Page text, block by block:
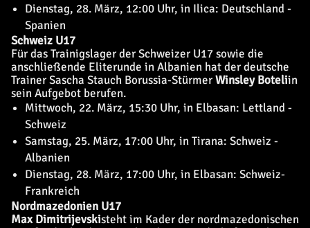
Dienstag, 28. März, 12:00 Uhr, in Ilica: Deutschland -
Spanien
Schweiz U17
Für das Trainigslager der Schweizer U17 sowie die
anschließende Eliterunde in Albanien hat der deutsche
Trainer Sascha Stauch Borussia-StürmerWinsley Boteliin
sein Aufgebot berufen.
Mittwoch, 22. März, 15:30 Uhr, in Elbasan: Lettland -
Schweiz
Samstag, 25. März, 17:00 Uhr, in Tirana: Schweiz -
Albanien
Dienstag, 28. März, 17:00 Uhr, in Elbasan: Schweiz-
Frankreich
Nordmazedonien U17
Max Dimitrijevskisteht im Kader der nordmazedonischen